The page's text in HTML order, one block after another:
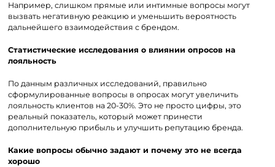
Например, слишком прямые или интимные вопросы могут
вызвать негативную реакцию и уменьшить вероятность
дальнейшего взаимодействия с брендом.
Статистические исследования о влиянии опросов на
лояльность
По данным различных исследований, правильно
сформулированные вопросы в опросах могут увеличить
лояльность клиентов на 20-30%. Это не просто цифры, это
реальный показатель, который может принести
дополнительную прибыль и улучшить репутацию бренда.
Какие вопросы обычно задают и почему это не всегда
хорошо